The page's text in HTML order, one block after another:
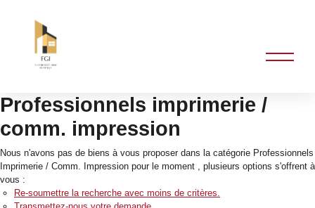
Professionnels imprimerie /
comm. impression
Nous n'avons pas de biens à vous proposer dans la catégorie Professionnels
Imprimerie / Comm. Impression pour le moment , plusieurs options s'offrent à
vous :
Re-soumettre la recherche avec moins de critères.